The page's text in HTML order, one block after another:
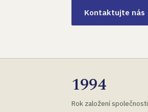
Kontaktujte nás
1994
Rok založení společnosti